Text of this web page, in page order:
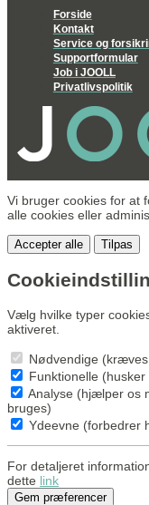
Forside
Kontakt
Service og
Supportformular
Job i JOOLL
Privatlivspolitik
Vi bruger cookies for at
alle cookies eller
Accepter alle Tilpas
Vælg hvilke typer
aktiveret.
Nødvendige
Funktionelle
Analyse (hjælper os
bruges)
Ydeevne (forbedrer
For detaljeret
dette link
Gem præferencer